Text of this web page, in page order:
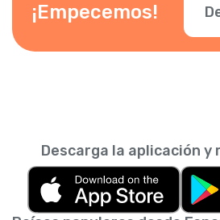
¡Empecemos!
Descarga la aplicación y